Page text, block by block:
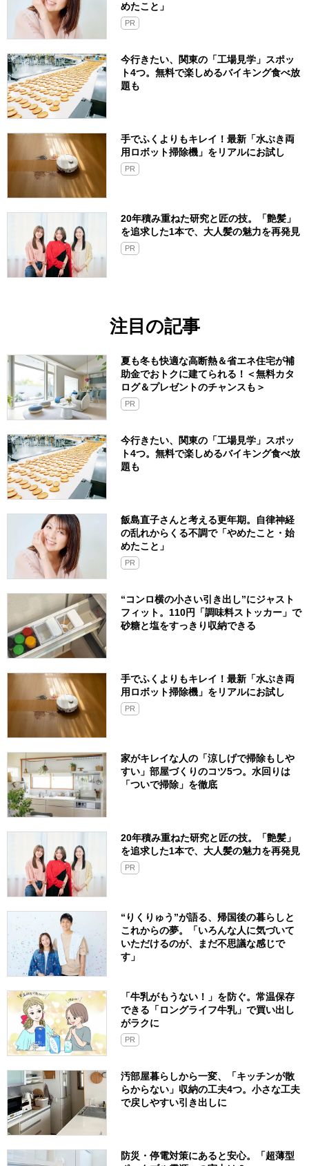
めたこと」
PR
今行きたい、関東の「工場見学」スポッ
ト4つ。無料で楽しめるバイキング食べ放
題も
手でふくよりもキレイ！最新「水ぶき両
用ロボット掃除機」をリアルにお試し
PR
20年積み重ねた研究と匠の技。「艶髪」
を追求した1本で、大人髪の魅力を再発見
PR
注目の記事
夏も冬も快適な高断熱＆省エネ住宅が補
助金でおトクに建てられる！＜無料カタ
ログ＆プレゼントのチャンスも＞
PR
今行きたい、関東の「工場見学」スポッ
ト4つ。無料で楽しめるバイキング食べ放
題も
飯島直子さんと考える更年期。自律神経
の乱れからくる不調で「やめたこと・始
めたこと」
PR
“コンロ横の小さい引き出し”にジャスト
フィット。110円「調味料ストッカー」で
砂糖と塩をすっきり収納できる
手でふくよりもキレイ！最新「水ぶき両
用ロボット掃除機」をリアルにお試し
PR
家がキレイな人の「涼しげで掃除もしや
すい」部屋づくりのコツ5つ。水回りは
「ついで掃除」を徹底
20年積み重ねた研究と匠の技。「艶髪」
を追求した1本で、大人髪の魅力を再発見
PR
“りくりゅう”が語る、帰国後の暮らしと
これからの夢。「いろんな人に気づいて
いただけるのが、まだ不思議な感じで
す」
「牛乳がもうない！」を防ぐ。常温保存
できる「ロングライフ牛乳」で買い出し
がラクに
PR
汚部屋暮らしから一変、「キッチンが散
らからない」収納の工夫4つ。小さな工夫
で戻しやすい引き出しに
防災・停電対策にあると安心。「超薄型